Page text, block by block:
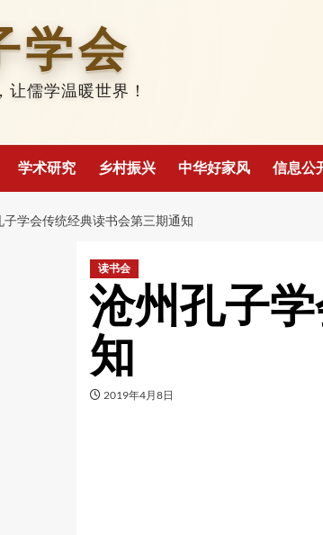
学会
儒学温暖世界！
学术研究 乡村振兴 中华好家风 信息公
子学会传统经典读书会第三期通知
读书会
沧州孔子
知
2019年4月8日